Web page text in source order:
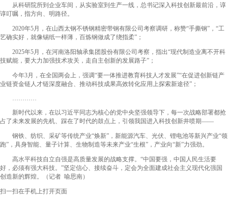
从科研院所到企业车间，从实验室到生产一线，总书记深入科技创新最前沿，谆
谆叮嘱，指方向、明路径。
2020年5月，在山西太钢不锈钢精密带钢有限公司考察调研，称赞“手撕钢”，“工
艺确实好，就像锡纸一样薄，百炼钢做成了绕指柔”；
2025年5月，在河南洛阳轴承集团股份有限公司考察，指出“现代制造业离不开科
技赋能，要大力加强技术攻关，走自主创新的发展路子”；
今年3月，在全国两会上，强调“要一体推进教育科技人才发展”“在促进创新链产
业链资金链人才链深度融合、推动科技成果高效转化应用上探索新途径”；
…………
新时代以来，在以习近平同志为核心的党中央坚强领导下，每一次战略部署都抢
占了未来发展的先机、踩在了时代的鼓点上，引领我国进入科技创新井喷期——
钢铁、纺织、采矿等传统产业“焕新”，新能源汽车、光伏、锂电池等新兴产业“领
跑”，具身智能、量子计算、生物制造等未来产业“生根”，产业向“新”力强劲。
高水平科技自立自强是高质量发展的战略支撑。“中国要强，中国人民生活要
好，必须有强大科技。”坚定信心、接续奋斗，定会为全面建成社会主义现代化强国
创造新的辉煌。（记者 喻思南）
扫一扫在手机上打开页面